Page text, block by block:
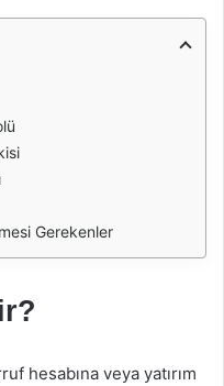
Gerekenler
hesabına veya yatırım